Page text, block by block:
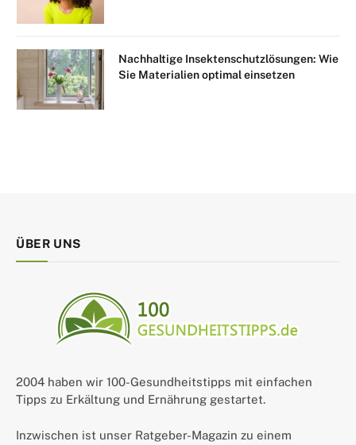
Nachhaltige Insektenschutzlösungen: Wie
Sie Materialien optimal einsetzen
ÜBER UNS
2004 haben wir 100-Gesundheitstipps mit einfachen
Tipps zu Erkältung und Ernährung gestartet.
Inzwischen ist unser Ratgeber-Magazin zu einem